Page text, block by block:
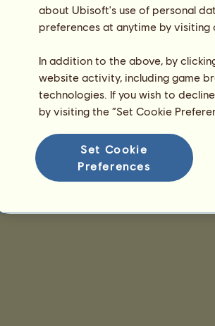
about Ubisoft's use of personal
preferences at anytime by
In addition to the above, by
website activity, including game
technologies. If you wish to
by visiting the “Set Cookie
Set Cookie
Preferences